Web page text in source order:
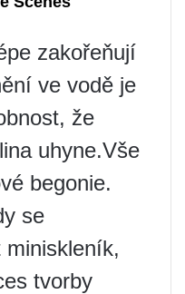
zakořeňují
ve vodě je
že
uhyne.Vše
begonie.
se
miniskleník,
tvorby